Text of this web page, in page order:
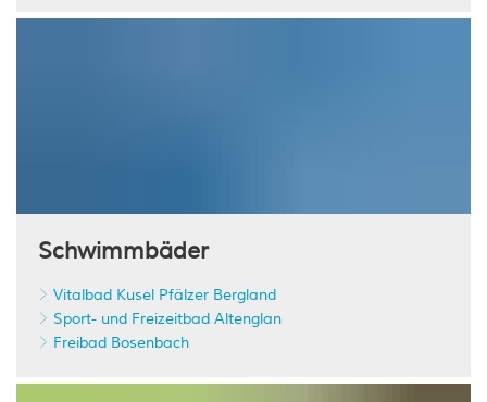
Schwimmbäder
Vitalbad Kusel Pfälzer Bergland
Sport- und Freizeitbad Altenglan
Freibad Bosenbach